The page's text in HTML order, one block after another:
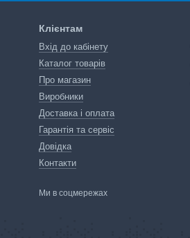
Клієнтам
Вхід до кабінету
Каталог товарів
Про магазин
Виробники
Доставка і оплата
Гарантія та сервіс
Довідка
Контакти
Ми в соцмережах